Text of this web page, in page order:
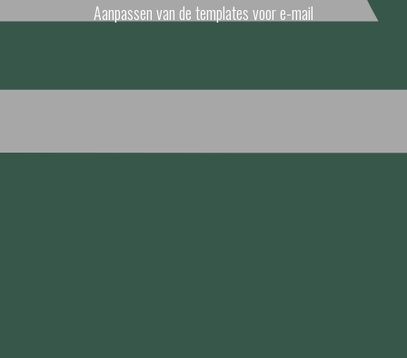
Aanpassen van de templates voor e-mail